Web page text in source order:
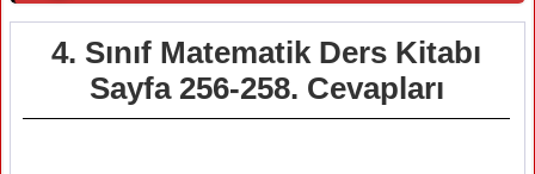
4. Sınıf Matematik Ders Kitabı
Sayfa 256-258. Cevapları